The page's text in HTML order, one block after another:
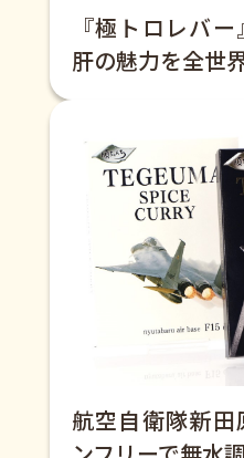
『極トロレバ
肝の魅力を全世
航空自衛隊新